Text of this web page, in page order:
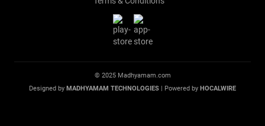
© 2025 Madhyamam.com
Designed by MADHYAMAM TECHNOLOGIES | Powered by HOCALWIRE